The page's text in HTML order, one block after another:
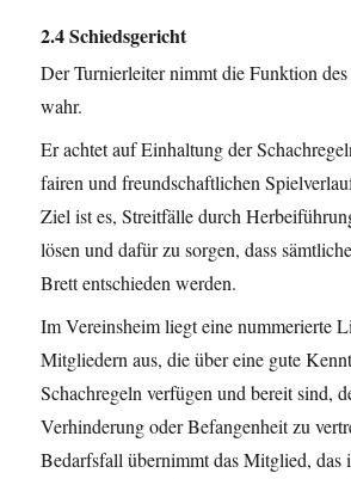
2.4 Schiedsgericht
Der Turnierleiter nimmt die Funktion
wahr.
Er achtet auf Einhaltung der
fairen und freundschaftlichen
Ziel ist es, Streitfälle durch
lösen und dafür zu sorgen, dass
Brett entschieden werden.
Im Vereinsheim liegt eine nummerierte
Mitgliedern aus, die über eine gute
Schachregeln verfügen und bereit sind,
Verhinderung oder Befangenheit zu
Bedarfsfall übernimmt das Mitglied, das